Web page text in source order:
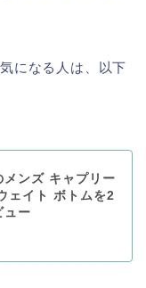
になる人は、以下
メンズ キャプリー
ェイト ボトムを2
ュー